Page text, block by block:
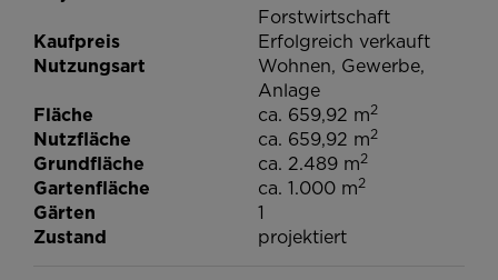
Forstwirtschaft
Kaufpreis
Erfolgreich verkauft
Nutzungsart
Wohnen Gewerbe
Anlage
Fläche
ca. 659,92 m2
Nutzfläche ca. 659,92 m2
Grundfläche ca. 2.489 m2
Gartenfläche ca. 1.000 m2
Gärten
1
Zustand
projektiert